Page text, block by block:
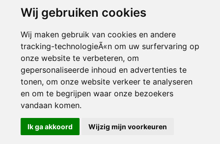
Wij gebruiken cookies
Wij maken gebruik van cookies en andere
tracking-technologieÃ«n om uw surfervaring op
onze website te verbeteren, om
gepersonaliseerde inhoud en advertenties te
tonen, om onze website verkeer te analyseren
en om te begrijpen waar onze bezoekers
vandaan komen.
Ik ga akkoord Wijzig mijn voorkeuren
de code te wijzigen.
© 2000-2026 UFE Media:Managersonline.nl|Brisk magazine
Partners:Autowereld.com